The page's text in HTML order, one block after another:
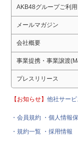
AKB48グループご利
メールマガジン
会社概要
事業提携・事業譲渡
プレスリリース
【お知らせ】他社サー
・会員規約 ・個人情報
・規約一覧 ・採用情報